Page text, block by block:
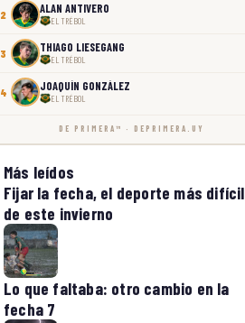
2 ALAN ANTIVERO
EL TRÉBOL
3 THIAGO LIESEGANG
EL TRÉBOL
4 JOAQUÍN GONZÁLEZ
EL TRÉBOL
DE PRIMERA™ · DEPRIMERA.UY
Más leídos
Fijar la fecha, el deporte más difícil
de este invierno
Lo que faltaba: otro cambio en la
fecha 7